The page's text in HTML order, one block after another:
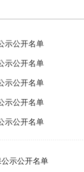
示公开名单
示公开名单
示公开名单
示公开名单
示公开名单
示公开名单